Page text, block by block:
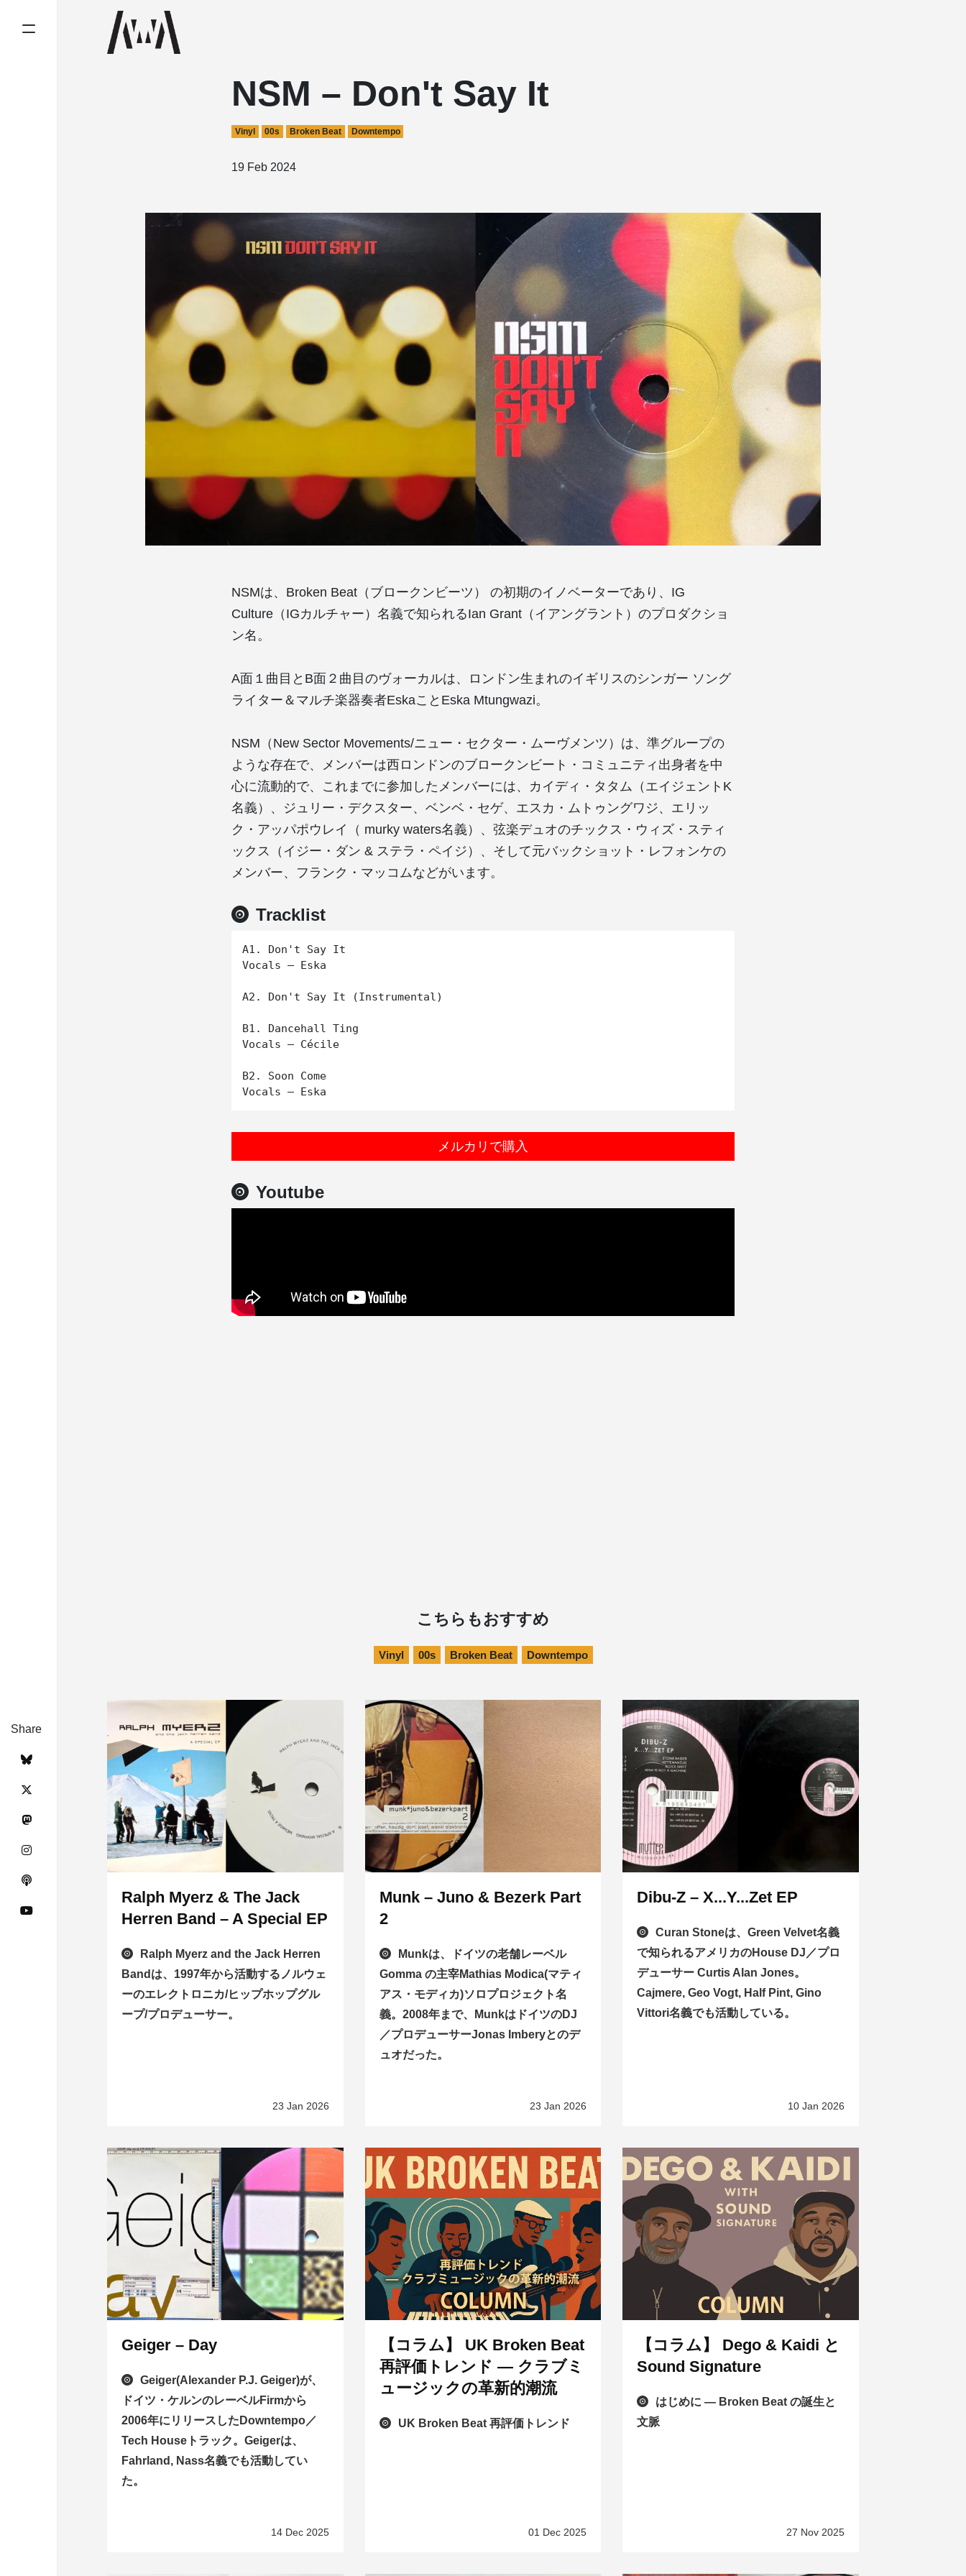
NSM – Don't Say It
Vinyl 00s Broken Beat Downtempo
19 Feb 2024
NSMは、Broken Beat（ブロークンビーツ） の初期のイノベーターであり、IG
Culture（IGカルチャー）名義で知られるIan Grant（イアングラント）のプロダクショ
ン名。
A面１曲目とB面２曲目のヴォーカルは、ロンドン生まれのイギリスのシンガー ソング
ライター＆マルチ楽器奏者EskaことEska Mtungwazi。
NSM（New Sector Movements/ニュー・セクター・ムーヴメンツ）は、準グループの
ような存在で、メンバーは西ロンドンのブロークンビート・コミュニティ出身者を中
心に流動的で、これまでに参加したメンバーには、カイディ・タタム（エイジェントK
名義）、ジュリー・デクスター、ベンベ・セゲ、エスカ・ムトゥングワジ、エリッ
ク・アッパポウレイ（ murky waters名義）、弦楽デュオのチックス・ウィズ・スティ
ックス（イジー・ダン & ステラ・ペイジ）、そして元バックショット・レフォンケの
メンバー、フランク・マッコムなどがいます。
Tracklist
A1. Don't Say It
Vocals – Eska
A2. Don't Say It (Instrumental)
B1. Dancehall Ting
Vocals – Cécile
B2. Soon Come
メルカリで購入
Youtube
Share
こちらもおすすめ
Vinyl 00s Broken Beat Downtempo
Ralph Myerz & The Jack
Herren Band – A Special EP
Ralph Myerz and the Jack Herren
Bandは、1997年から活動するノルウェ
ーのエレクトロニカ/ヒップホップグル
ープ/プロデューサー。
23 Jan 2026
Munk – Juno & Bezerk Part
2
Munkは、ドイツの老舗レーベル
Gomma の主宰Mathias Modica(マティ
アス・モディカ)ソロプロジェクト名
義。2008年まで、MunkはドイツのDJ
／プロデューサーJonas Imberyとのデ
ュオだった。
23 Jan 2026
Dibu-Z – X...Y...Zet EP
Curan Stoneは、Green Velvet名義
で知られるアメリカのHouse DJ／プロ
デューサー Curtis Alan Jones。
Cajmere, Geo Vogt, Half Pint, Gino
Vittori名義でも活動している。
10 Jan 2026
Geiger – Day
Geiger(Alexander P.J. Geiger)が、
ドイツ・ケルンのレーベルFirmから
2006年にリリースしたDowntempo／
Tech Houseトラック。Geigerは、
Fahrland, Nass名義でも活動してい
た。
14 Dec 2025
【コラム】 UK Broken Beat
再評価トレンド — クラブミ
ュージックの革新的潮流
UK Broken Beat 再評価トレンド
01 Dec 2025
【コラム】 Dego & Kaidi と
Sound Signature
はじめに — Broken Beat の誕生と
文脈
27 Nov 2025